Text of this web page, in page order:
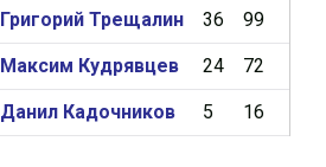
Григорий Трещалин 36 99
Максим Кудрявцев 24 72
Данил Кадочников 5 16